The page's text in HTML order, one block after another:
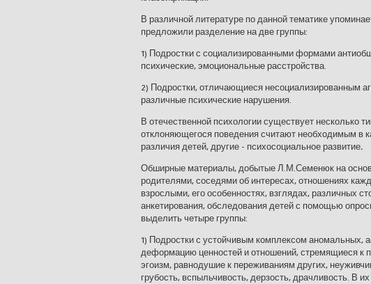
В различной литературе по данной тематике
предложили разделение на две группы:
1) Подростки с социализированными формами
психические, эмоциональные расстройства.
2) Подростки, отличающиеся несоциализированным
различные психические нарушения.
В отечественной психологии существует несколько
отклоняющегося поведения считают необходимым в
различия детей, другие - психосоциальное развитие.
Обширные материалы, добытые Л.М.Семенюк на
родителями, соседями об интересах, отношениях
взрослыми, его особенностях, взглядах, различных
анкетирования, обследования детей с помощью
выделить четыре группы:
1) Подростки с устойчивым комплексом
деформацию ценностей и отношений, стремящиеся к
эгоизм, равнодушие к переживаниям других,
грубость, вспыльчивость, дерзость, драчливость. В